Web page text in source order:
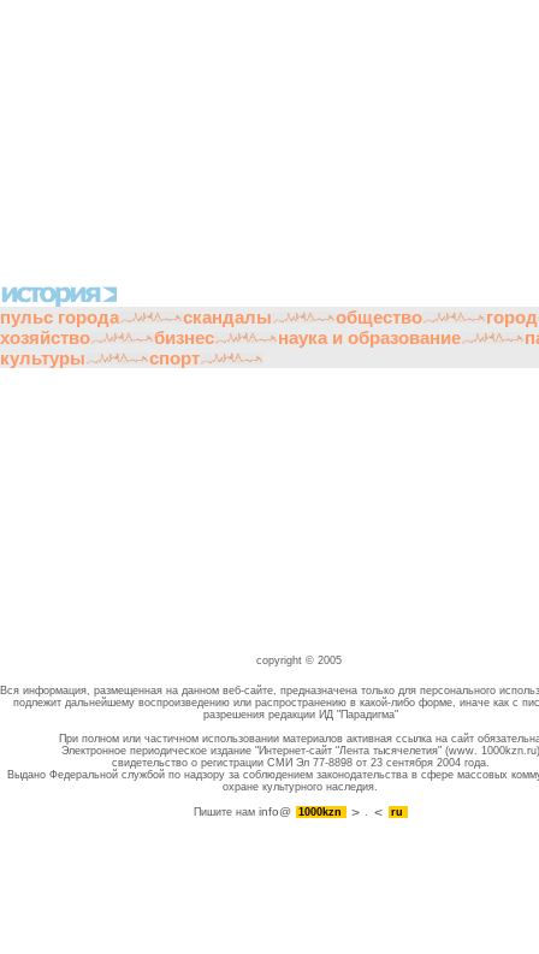
пульс города скандалы общество
хозяйство
бизнес наука и образование
культуры
спорт
copyright © 2005
Вся информация, размещенная на данном веб-сайте, предназначена только для персонального
подлежит дальнейшему воспроизведению или распространению в какой-либо форме, иначе как с
разрешения редакции ИД "Парадигма"
При полном или частичном использовании материалов активная ссылка на сайт
Электронное периодическое издание "Интернет-сайт "Лента тысячелетия" (www. 1000kzn.ru)
свидетельство о регистрации СМИ Эл 77-8898 от 23 сентября 2004 года.
Выдано Федеральной службой по надзору за соблюдением законодательства в сфере массовых
охране культурного наследия.
Пишите намinfo@ 1000kzn . ru